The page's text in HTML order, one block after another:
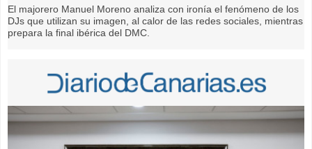
El majorero Manuel Moreno analiza con ironía el fenómeno de los
DJs que utilizan su imagen, al calor de las redes sociales, mientras
prepara la final ibérica del DMC.